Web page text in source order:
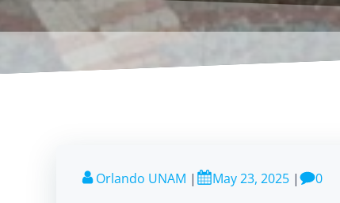
Orlando UNAM | May 23, 2025 | 0